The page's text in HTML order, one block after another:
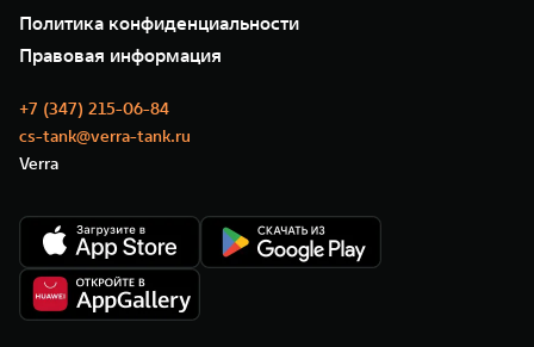
Сервис
Нулевое ТО
Моторные масла
35 лет GWM
GWM ТЕХ ДЕНЬ
Новости
Политика конфиденциальности
Правовая информация
+7 (347) 215-06-84
cs-tank@verra-tank.ru
Verra